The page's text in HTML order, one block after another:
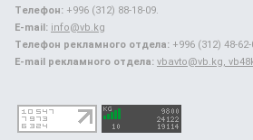
Телефон: +996 (312) 88-18-09.
E-mail: info@vb.kg
Телефон рекламного отдела: +996 (312) 48-62-
E-mail рекламного отдела: vbavto@vb.kg,